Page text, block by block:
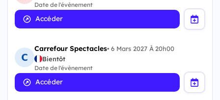
Date de l'évènement
Accéder
Carrefour Spectacles•6 Mars 2027 À 20h00
Bientôt
Date de l'évènement
Accéder